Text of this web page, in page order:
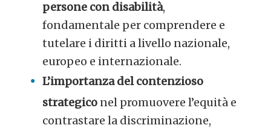
persone con disabilità,
fondamentale per comprendere e
tutelare i diritti a livello nazionale,
europeo e internazionale.
L’importanza del contenzioso
strategico nel promuovere l’equità e
contrastare la discriminazione,